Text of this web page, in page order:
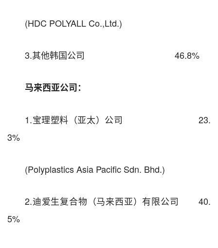
(HDC POLYALL Co.,Ltd.)
3.其他韩国公司 46.8%
马来西亚公司：
1.宝理塑料（亚太）公司 23.
3%
(Polyplastics Asia Pacific Sdn. Bhd.)
2.迪爱生复合物（马来西亚）有限公司 40.
5%